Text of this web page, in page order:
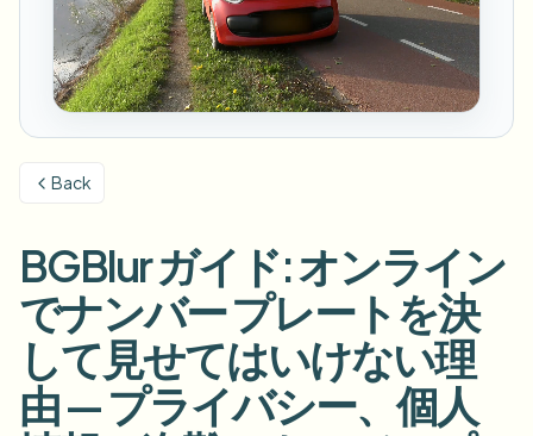
ナンバープレートをぼかす
背景をぼかす
何でもぼかす
GDPRコンプライアンスぼかし
ストリートインタビューぼかし
ゲーム＆配信ぼかし
ナンバープレートをぼかす
顔をぼかす
AI Video Object Remover
写真の顔をオンラインでぼかす
顔の匿名化
学校・教育
キャンパスカメラ、講義、地区の一括プライバシー
メディア・エンターテインメント
試写、リリース、コンプライアンス
小売・EC
医療
クリニックと患者向けビデオガバナンス
公共部門
FOIA、安全な開示、編集
リソース
FAQ
ブログ
Whitepapers
ツール
カテゴリ
製品
Choose language
Back
BGBlur ガイド: オンライン
でナンバー プレートを決
して見せてはいけない理
由 — プライバシー、個人